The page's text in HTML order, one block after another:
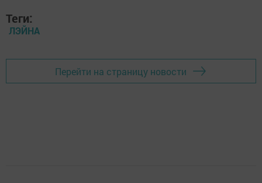
Теги:
ЛЭЙНА
Перейти на страницу новости